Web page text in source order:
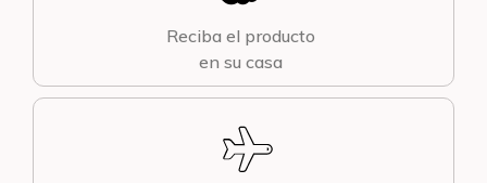
Reciba el producto
en su casa